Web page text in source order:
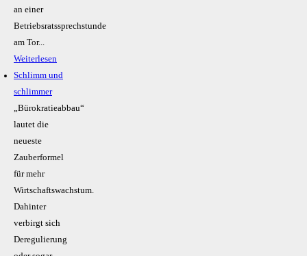
an einer
Betriebsratssprechstunde
am Tor...
Weiterlesen
Schlimm und
schlimmer
„Bürokratieabbau“
lautet die
neueste
Zauberformel
für mehr
Wirtschaftswachstum.
Dahinter
verbirgt sich
Deregulierung